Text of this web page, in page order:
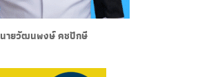
นายวัฒนพงษ์ คชปักษี